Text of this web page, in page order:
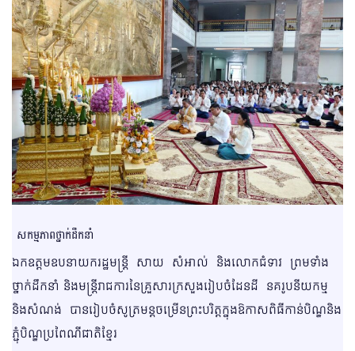
សកម្មភាពថ្នាក់ដឹកនាំ
ឯកឧត្ដមឧបនាយករដ្ឋមន្ត្រី សាយ សំអាល់ និងលោកជំទាវ ព្រមទាំង
ថ្នាក់ដឹកនាំ និងមន្រ្តីរាជការនៃគ្រួសារក្រសួងរៀបចំដែនដី នគរូបនីយកម្ម
និងសំណង់ បានរៀបចំសូត្រមន្តចម្រើនព្រះបរិត្តក្នុងឱកាសពិធីកាន់បិណ្ឌនិង
ភ្ជុំបិណ្ឌប្រពៃណីជាតិខ្មែរ